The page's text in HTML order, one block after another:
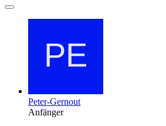
Peter-Gernout
Anfänger